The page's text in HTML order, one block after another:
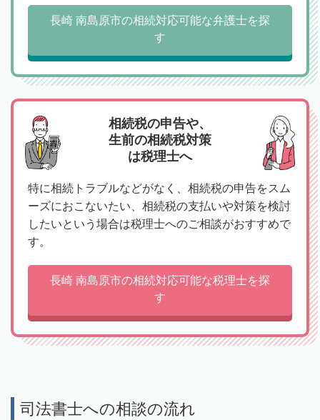
長崎 南島原市の相続対応可能な弁護士を探
す
相続税の申告や、
生前の相続税対策
は税理士へ
特に相続トラブルなどがなく、相続税の申告をスム
ーズにおこないたい、相続税の支払いや対策を検討
したいという場合は税理士へのご相談がおすすめで
す。
長崎 南島原市の相続対応可能な税理士を探
す
司法書士への相談の流れ